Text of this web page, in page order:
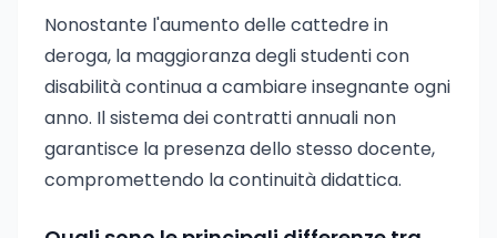
Nonostante l'aumento delle cattedre in
deroga, la maggioranza degli studenti con
disabilità continua a cambiare insegnante ogni
anno. Il sistema dei contratti annuali non
garantisce la presenza dello stesso docente,
compromettendo la continuità didattica.